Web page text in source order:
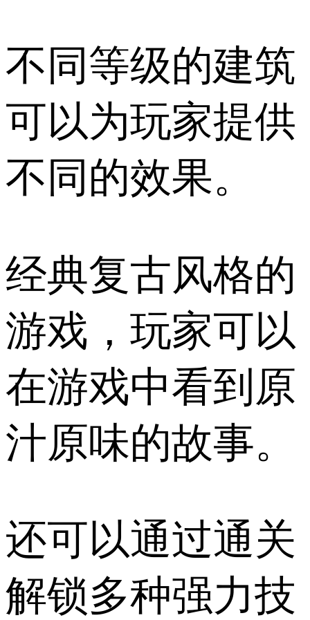
不同等级的建筑
可以为玩家提供
不同的效果。
经典复古风格的
游戏，玩家可以
在游戏中看到原
汁原味的故事。
还可以通过通关
解锁多种强力技